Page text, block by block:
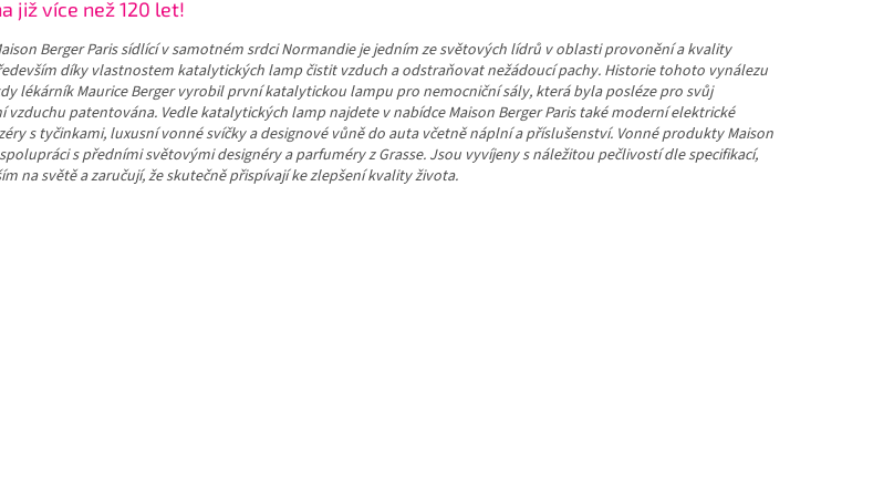
c
í
p
r
v
k
y
á
n
í
již více než 120 let!
Berger Paris sídlící v samotném srdci Normandie je jedním ze světových lídrů v oblasti provonění a kvality
díky vlastnostem katalytických lamp čistit vzduch a odstraňovat nežádoucí pachy. Historie tohoto vynálezu
lékárník Maurice Berger vyrobil první katalytickou lampu pro nemocniční sály, která byla posléze pro svůj
vzduchu patentována. Vedle katalytických lamp najdete v nabídce Maison Berger Paris také moderní elektrické
s tyčinkami, luxusní vonné svíčky a designové vůně do auta včetně náplní a příslušenství. Vonné produkty Maison
s předními světovými designéry a parfuméry z Grasse. Jsou vyvíjeny s náležitou pečlivostí dle specifikací,
na světě a zaručují, že skutečně přispívají ke zlepšení kvality života.